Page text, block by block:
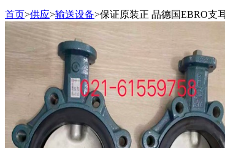
首页>供应>输送设备>保证原装正 品德国EBRO支